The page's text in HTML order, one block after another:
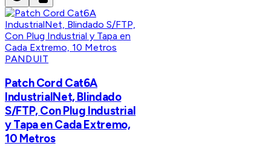
PANDUIT
Patch Cord Cat6A
IndustrialNet, Blindado
S/FTP, Con Plug Industrial
y Tapa en Cada Extremo,
10 Metros